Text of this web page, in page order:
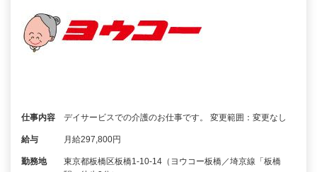
仕事内容 デイサービスでの介護のお仕事です。 変更範囲：変更なし
給与 月給297,800円
勤務地
東京都板橋区板橋1-10-14（ヨウコー板橋／埼京線「板橋